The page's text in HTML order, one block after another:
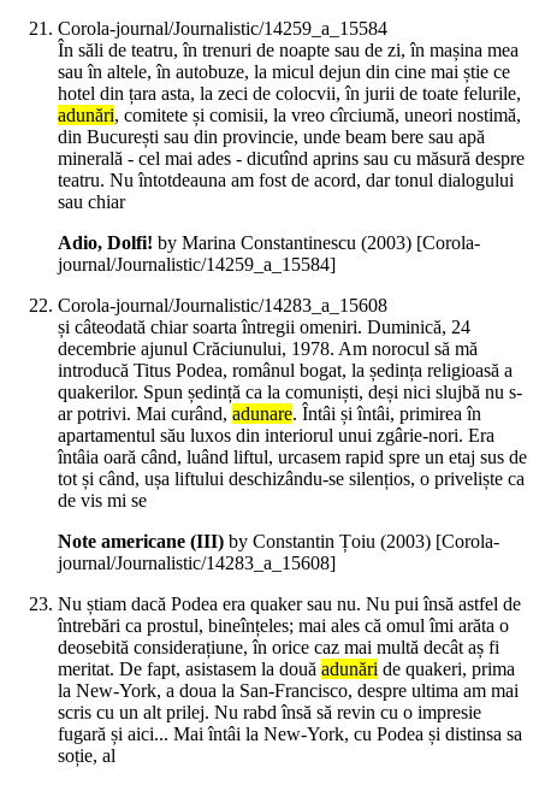
Corola-journal/Journalistic/14259_a_15584
În săli de teatru, în trenuri de noapte sau de zi, în mașina mea
sau în altele, în autobuze, la micul dejun din cine mai știe ce
hotel din țara asta, la zeci de colocvii, în jurii de toate felurile,
adunări, comitete și comisii, la vreo cîrciumă, uneori nostimă,
din București sau din provincie, unde beam bere sau apă
minerală - cel mai ades - dicutînd aprins sau cu măsură despre
teatru. Nu întotdeauna am fost de acord, dar tonul dialogului
sau chiar
Adio, Dolfi! by Marina Constantinescu (2003) [Corola-
journal/Journalistic/14259_a_15584]
Corola-journal/Journalistic/14283_a_15608
și câteodată chiar soarta întregii omeniri. Duminică, 24
decembrie ajunul Crăciunului, 1978. Am norocul să mă
introducă Titus Podea, românul bogat, la ședința religioasă a
quakerilor. Spun ședință ca la comuniști, deși nici slujbă nu s-
ar potrivi. Mai curând, adunare. Întâi și întâi, primirea în
apartamentul său luxos din interiorul unui zgârie-nori. Era
întâia oară când, luând liftul, urcasem rapid spre un etaj sus de
tot și când, ușa liftului deschizându-se silențios, o priveliște ca
de vis mi se
Note americane (III) by Constantin Țoiu (2003) [Corola-
journal/Journalistic/14283_a_15608]
Nu știam dacă Podea era quaker sau nu. Nu pui însă astfel de
întrebări ca prostul, bineînțeles; mai ales că omul îmi arăta o
deosebită considerațiune, în orice caz mai multă decât aș fi
meritat. De fapt, asistasem la două adunări de quakeri, prima
la New-York, a doua la San-Francisco, despre ultima am mai
scris cu un alt prilej. Nu rabd însă să revin cu o impresie
fugară și aici... Mai întâi la New-York, cu Podea și distinsa sa
soție, al